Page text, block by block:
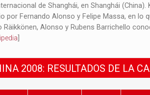
de Shanghái, en Shanghái
por Fernando Alonso y Felipe Massa, en lo
Räikkönen, Alonso y Rubens Barrichello
2008: RESULTADOS DE LA